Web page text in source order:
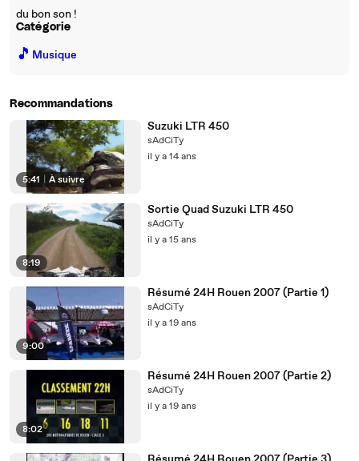
du bon son !
Catégorie
🎵 Musique
Recommandations
5:41 À suivre
Suzuki LTR 450
sAdCiTy
il y a 14 ans
8:19
Sortie Quad Suzuki LTR 450
sAdCiTy
il y a 15 ans
9:00
Résumé 24H Rouen 2007 (Partie 1)
sAdCiTy
il y a 19 ans
8:02
Résumé 24H Rouen 2007 (Partie 2)
sAdCiTy
il y a 19 ans